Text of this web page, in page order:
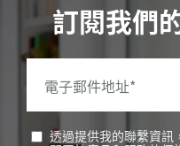
訂閱我們
電子郵件地址*
透過提供我的聯繫資訊